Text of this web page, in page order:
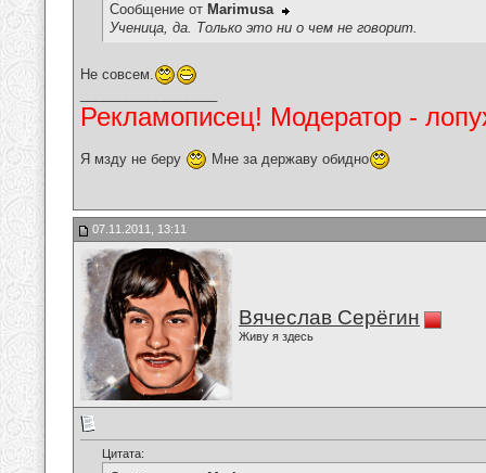
Сообщение от Marimusa
Ученица, да. Только это ни о чем не говорит.
Не совсем.
Рекламописец! Модератор -
Я мзду не беру Мне за державу обидно
07.11.2011, 13:11
Вячеслав Серёгин
Живу я здесь
Цитата: